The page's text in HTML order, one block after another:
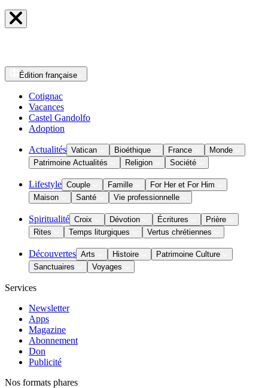
Édition française
Cotignac
Vacances
Castel Gandolfo
Adoption
Actualités Vatican Bioéthique France
Monde
Patrimoine Actualités
Religion Société
Lifestyle Couple Famille
For Her et For Him
Maison
Santé Vie professionnelle
Spiritualité Croix Dévotion Écritures
Prière
Rites
Temps liturgiques Vertus chrétiennes
Découvertes Arts Histoire
Patrimoine Culture
Sanctuaires
Voyages
Services
Newsletter
Apps
Magazine
Abonnement
Don
Publicité
Nos formats phares